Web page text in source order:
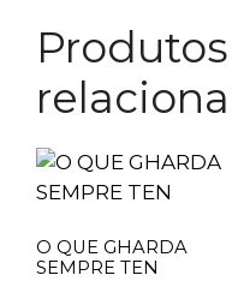
Produtos
O QUE GHARDA
SEMPRE TEN